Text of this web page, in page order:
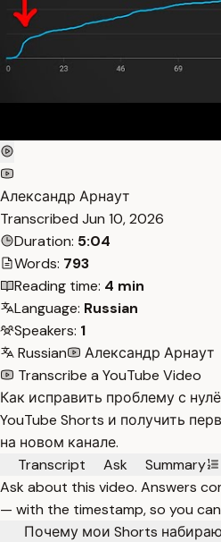
Александр Арнаут
Transcribed Jun 10, 2026
Duration: 5:04
Words: 793
Reading time: 4 min
Language: Russian
Speakers: 1
Russian
Александр Арнаут
Transcribe a YouTube Video
Как исправить проблему с
YouTube Shorts и получить
на новом канале.
Transcript
Ask Summary
Ask about this video. Answers
— with the timestamp, so you
Почему мои Shorts